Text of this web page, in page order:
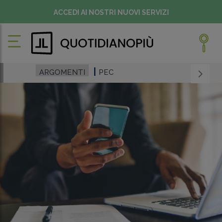
ACCEDI AI NOSTRI NUOVI SERVIZI
ARGOMENTI PEC